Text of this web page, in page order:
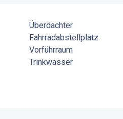
Überdachter
Fahrradabstellplatz
Vorführraum
Trinkwasser